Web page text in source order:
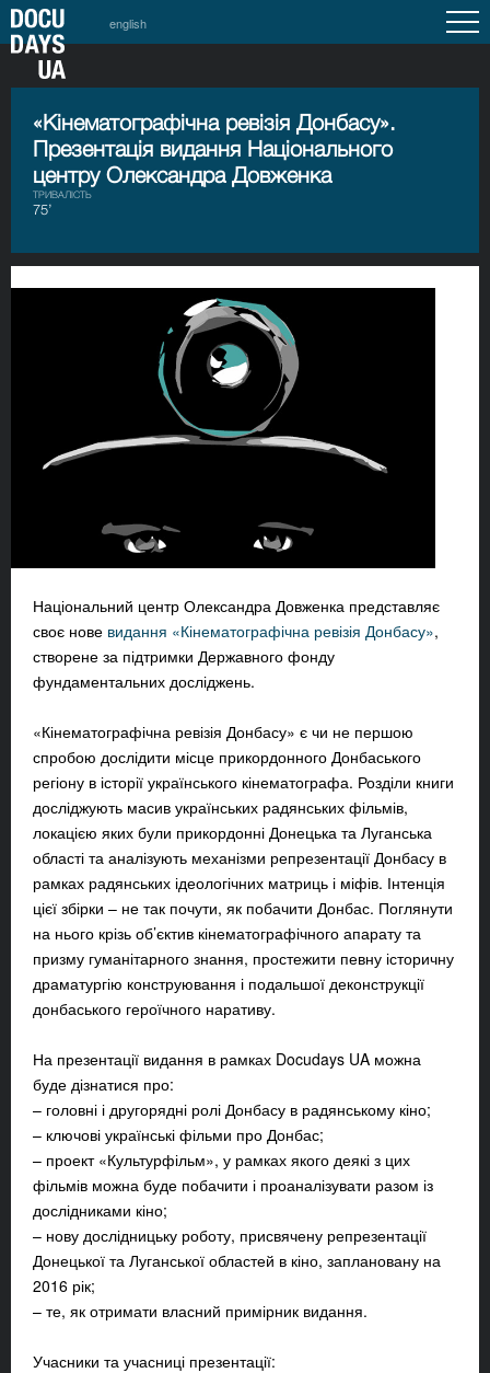
english
«Кінематографічна ревізія Донбасу».
Презентація видання Національного
центру Олександра Довженка
ТРИВАЛІСТЬ
75’
Національний центр Олександра Довженка представляє
своє нове видання «Кінематографічна ревізія Донбасу»,
створене за підтримки Державного фонду
фундаментальних досліджень.
«Кінематографічна ревізія Донбасу» є чи не першою
спробою дослідити місце прикордонного Донбаського
регіону в історії українського кінематографа. Розділи книги
досліджують масив українських радянських фільмів,
локацією яких були прикордонні Донецька та Луганська
області та аналізують механізми репрезентації Донбасу в
рамках радянських ідеологічних матриць і міфів. Інтенція
цієї збірки – не так почути, як побачити Донбас. Поглянути
на нього крізь об’єктив кінематографічного апарату та
призму гуманітарного знання, простежити певну історичну
драматургію конструювання і подальшої деконструкції
донбаського героїчного наративу.
На презентації видання в рамках Docudays UA можна
буде дізнатися про:
– головні і другорядні ролі Донбасу в радянському кіно;
– ключові українські фільми про Донбас;
– проект «Культурфільм», у рамках якого деякі з цих
фільмів можна буде побачити і проаналізувати разом із
дослідниками кіно;
– нову дослідницьку роботу, присвячену репрезентації
Донецької та Луганської областей в кіно, заплановану на
2016 рік;
– те, як отримати власний примірник видання.
Учасники та учасниці презентації: